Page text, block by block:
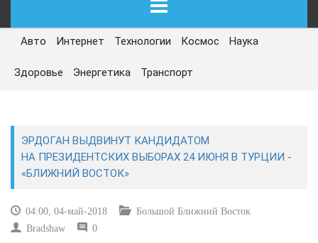
ГЛАВНАЯ
СЕГОДНЯ
ЭКОНОМИКА
СПОРТ
Авто Интернет Технологии Космос Наука
Здоровье Энергетика Транспорт
ЭРДОГАН ВЫДВИНУТ КАНДИДАТОМ
НА ПРЕЗИДЕНТСКИХ ВЫБОРАХ 24 ИЮНЯ В ТУРЦИИ -
«БЛИЖНИЙ ВОСТОК»
04:00, 04-май-2018
Большой Ближний Восток
Bradshaw
0